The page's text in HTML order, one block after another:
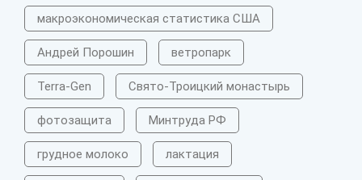
макроэкономическая статистика США
Андрей Порошин ветропарк
Terra-Gen Свято-Троицкий монастырь
фотозащита Минтруда РФ
грудное молоко лактация